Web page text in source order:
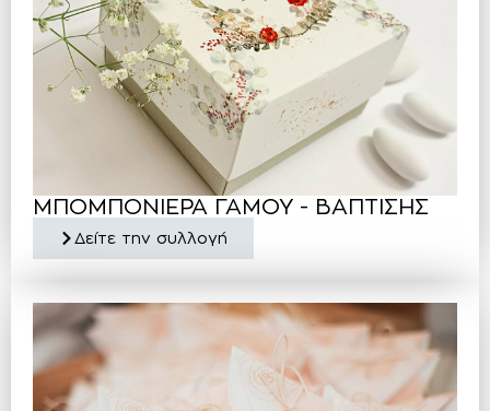
ΜΠΟΜΠΟΝΙΕΡΑ ΓΑΜΟΥ - ΒΑΠΤΙΣΗΣ
Δείτε την συλλογή